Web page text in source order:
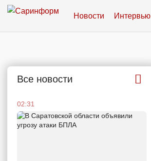
Новости Интервью
Все новости
02:31